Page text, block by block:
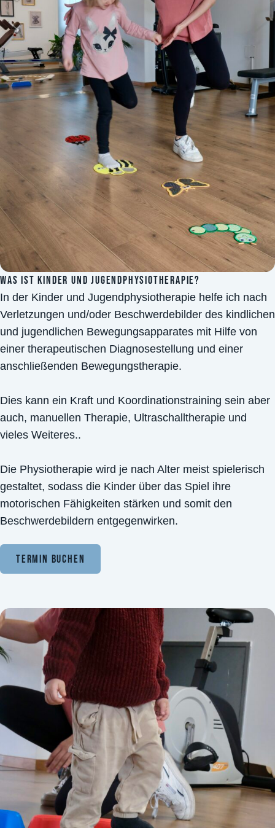
WAS IST KINDER UND JUGENDPHYSIOTHERAPIE?
In der Kinder und Jugendphysiotherapie helfe ich nach
Verletzungen und/oder Beschwerdebilder des kindlichen
und jugendlichen Bewegungsapparates mit Hilfe von
einer therapeutischen Diagnosestellung und einer
anschließenden Bewegungstherapie.
Dies kann ein Kraft und Koordinationstraining sein aber
auch, manuellen Therapie, Ultraschalltherapie und
vieles Weiteres..
Die Physiotherapie wird je nach Alter meist spielerisch
gestaltet, sodass die Kinder über das Spiel ihre
motorischen Fähigkeiten stärken und somit den
Beschwerdebildern entgegenwirken.
Termin Buchen